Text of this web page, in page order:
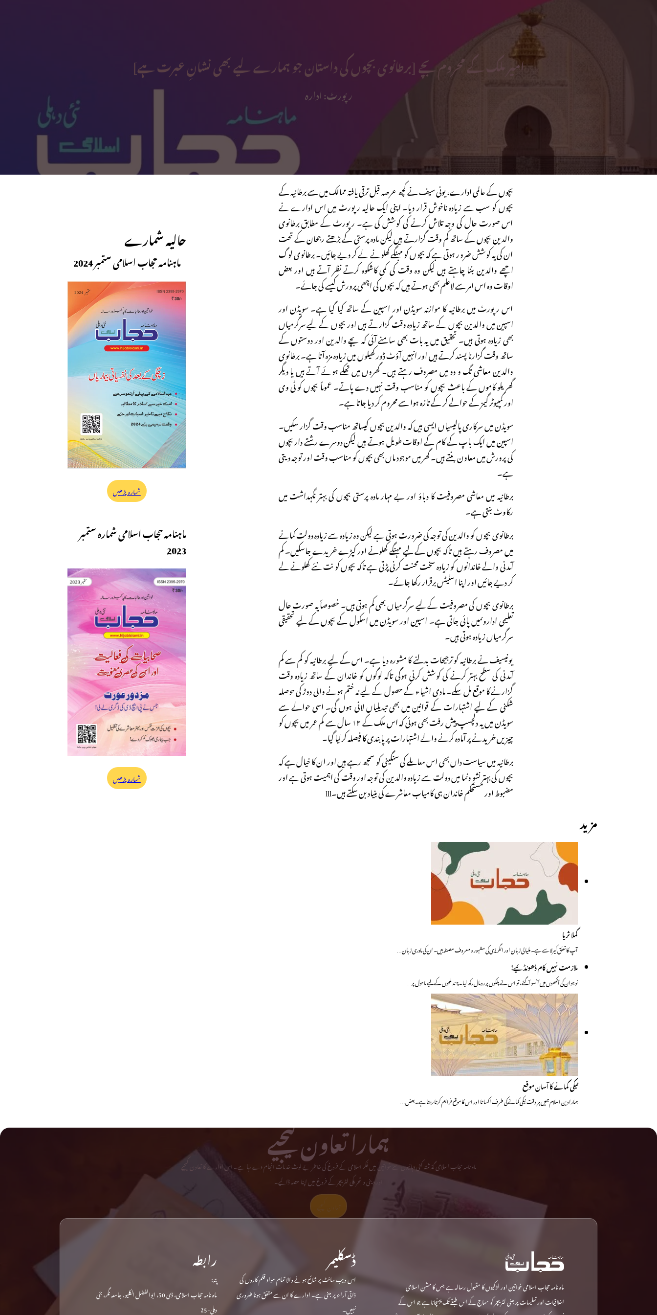
امیر ملک کے محروم بچے [برطانوی بچوں کی داستان جو ہمارے لیے بھی نشانِ عبرت ہے]
رپورٹ: ادارہ
بچوں کے عالمی ادارے، یونی سیف نے کچھ عرصہ قبل ترقی یافتہ ممالک میں سے برطانیہ کے
بچوں کو سب سے زیادہ ناخوش قرار دیا۔ اپنی ایک حالیہ رپورٹ میں اس ادارے نے
اس صورت حال کی وجہ تلاش کرنے کی کوشش کی ہے۔ رپورٹ کے مطابق برطانوی
والدین بچوں کے ساتھ کم وقت گزارتے ہیں لیکن مادہ پرستی کے بڑھتے رجحان کے تحت
ان کی یہ کوشش ضرور ہوتی ہے کہ بچوں کو مہنگے کھلونے لے کر دیے جائیں۔ برطانوی لوگ
اچھے والدین بننا چاہتے ہیں لیکن وہ وقت کی کمی کاشکوہ کرتے نظر آتے ہیں اور بعض
اوقات وہ اس امر سے لاعلم بھی ہوتے ہیں کہ بچوں کی اچھی پرورش کیسے کی جائے۔
اس رپورٹ میں برطانیہ کا موازنہ سویڈن اور اسپین کے ساتھ کیا گیا ہے۔ سویڈن اور
اسپین میں والدین بچوں کے ساتھ زیادہ وقت گزارتے ہیں اور بچوں کے لیے سرگرمیاں
بھی زیادہ ہوتی ہیں۔ تحقیق میں یہ بات بھی سامنے آئی کہ بچے والدین اور دوستوں کے
ساتھ وقت گزارنا پسند کرتے ہیں اور انہیں آؤٹ ڈور کھیلوں میں زیادہ مزہ آتا ہے۔ برطانوی
والدین معاشی تگ و دو میں مصروف رہتے ہیں۔ گھروں میں تھکے ہوئے آتے ہیں یا دیگر
گھریلو کاموں کے باعث بچوں کو مناسب وقت نہیں دے پاتے۔ عموماً بچوں کو ٹی وی
اور کمپیوٹر گیمز کے حوالے کر کے تازہ ہوا سے محروم کر دیا جاتا ہے۔
سویڈن میں سرکاری پالیسیاں ایسی ہیں کہ والدین بچوں کیساتھ مناسب وقت گزار سکیں۔
اسپین میں ایک باپ کے کام کے اوقات طویل ہوتے ہیں لیکن دوسرے رشتے دار بچوں
کی پرورش میں معاون بنتے ہیں۔ گھر میں موجود ماں بھی بچوں کو مناسب وقت اور توجہ دیتی
ہے۔
برطانیہ میں معاشی مصروفیت کا دباؤ اور بے مہار مادہ پرستی بچوں کی بہتر نگہداشت میں
رکاوٹ بنتی ہے۔
برطانوی بچوں کو والدین کی توجہ کی ضرورت ہوتی ہے لیکن وہ زیادہ سے زیادہ دولت کمانے
میں مصروف رہتے ہیں تاکہ بچوں کے لیے مہنگے کھلونے اور کپڑے خریدے جاسکیں۔ کم
آمدنی والے خاندانوں کو زیادہ سخت محنت کرنی پڑتی ہے تاکہ بچوں کو نت نئے کھلونے لے
کر دیے جائیں اور اپنا اسٹیٹس برقرار رکھا جائے۔
برطانوی بچوں کی مصروفیت کے لیے سرگرمیاں بھی کم ہوتی ہیں۔ خصوصاً یہ صورت حال
تعلیمی اداروںمیں پائی جاتی ہے۔ اسپین اور سویڈن میں اسکول کے بچوں کے لیے تحقیقی
سرگرمیاں زیادہ ہوتی ہیں۔
یونیسیف نے برطانیہ کو ترجیحات بدلنے کا مشورہ دیا ہے۔ اس کے لیے برطانیہ کو کم سے کم
آمدنی کی سطح بہتر کرنے کی کوشش کرنی ہوگی تاکہ لوگوں کو خاندان کے ساتھ زیادہ وقت
گزارنے کا موقع مل سکے۔ مادی اشیاء کے حصول کے لیے نہ ختم ہونے والی دوڑ کی حوصلہ
شکنی کے لیے اشتہارات کے قوانین میں بھی تبدیلیاں لانی ہوں گی۔ اسی حوالے سے
سویڈن میں یہ دلچسپ پیش رفت بھی ہوئی کہ اس ملک کے ۱۲ سال سے کم عمر میں بچوں کو
چیزیں خریدنے پر آمادہ کرنے والے اشتہارات پر پابندی کا فیصلہ کرلیا گیا۔
برطانیہ میں سیاست داں بھی اس معاملے کی سنگینی کو سمجھ رہے ہیں اور ان کا خیال ہے کہ
بچوں کی بہتر نشو ونما میں دولت سے زیادہ والدین کی توجہ اور وقت کی اہمیت ہوتی ہے اور
مضبوط اور مستحکم خاندان ہی کامیاب معاشرے کی بنیاد بن سکتے ہیں۔lll
مزید
کملا ثریا
آپ کا تعلق کیرلا سے ہے۔ ملیالی زبان اور انگریزی کی مشہور و معروف مصنفہ ہیں۔ ان کی مادری زبان…
ملازمت نہیں کام ڈھونڈئیے!
نوجوان کی آنکھوں میں آنسو آگئے، تو اس نے پلکوں پر رومال رکھ لیا۔ چند لمحوں کے لیے ماحول پر…
نیکی کمانے کا آسان موقع
ہمارا دین اسلام ہمیں ہر وقت نیکی کمانے کی طرف اکساتا اور اس کا موقع فراہم کرتا رہتا ہے۔ بعض…
حالیہ شمارے
ماہنامہ حجاب اسلامی ستمبر 2024
شمارہ پڑھیں
ماہنامہ حجاب اسلامی شمارہ ستمبر
2023
شمارہ پڑھیں
ہمارا تعاون کیجیے
ماہ نامہ حجاب اسلامی گذشتہ کئی دہائیوں سے خواتین میں فکر اسلامی کے فروغ کی خاطر بے لوث خدمات انجام دے رہا ہے۔ اس ادارے کا تعاون کیجیے
اور دینی و تحریکی لٹریچر کے فروغ میں اپنا حصہ ڈالیے۔
ماہ نامہ حجاب اسلامی خواتین اور لڑکیوں کا مقبول رسالہ ہے جس کا مشن اسلامی
اخلاقیات اور تعلیمات پر مبنی لٹریچر کو سماج کے اس طبقے تک پہنچانا ہے جو اس کے
ڈسکلیمر
اس ویب سائٹ پر شائع ہونے والا تمام مواد قلم کاروں کی
ذاتی آراء پر مبنی ہے۔ ادارے کا ان سے متفق ہونا ضروری
نہیں۔
رابطہ
پتہ:
ماہ نامہ حجاب اسلامی، ڈی 50، ابوالفضل انکلیو، جامعہ نگر، نئی
دہلی-25